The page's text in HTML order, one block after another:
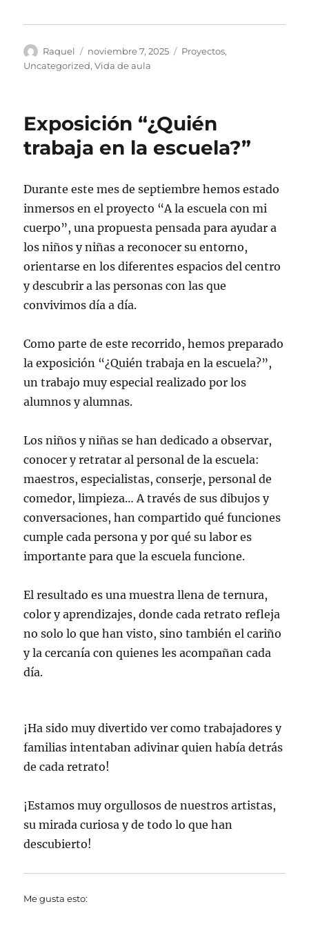
Autor
Raquel
Publicado
el
noviembre 7, 2025 Categorías
Proyectos,
Uncategorized,Vida de aula
Exposición “¿Quién
trabaja en la escuela?”
Durante este mes de septiembre hemos estado
inmersos en el proyecto “A la escuela con mi
cuerpo”, una propuesta pensada para ayudar a
los niños y niñas a reconocer su entorno,
orientarse en los diferentes espacios del centro
y descubrir a las personas con las que
convivimos día a día.
Como parte de este recorrido, hemos preparado
la exposición “¿Quién trabaja en la escuela?”,
un trabajo muy especial realizado por los
alumnos y alumnas.
Los niños y niñas se han dedicado a observar,
conocer y retratar al personal de la escuela:
maestros, especialistas, conserje, personal de
comedor, limpieza… A través de sus dibujos y
conversaciones, han compartido qué funciones
cumple cada persona y por qué su labor es
importante para que la escuela funcione.
El resultado es una muestra llena de ternura,
color y aprendizajes, donde cada retrato refleja
no solo lo que han visto, sino también el cariño
y la cercanía con quienes les acompañan cada
día.
¡Ha sido muy divertido ver como trabajadores y
familias intentaban adivinar quien había detrás
de cada retrato!
¡Estamos muy orgullosos de nuestros artistas,
su mirada curiosa y de todo lo que han
descubierto!
Me gusta esto: